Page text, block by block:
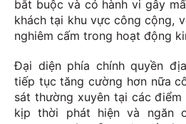
bắt buộc và có hành vi gây
khách tại khu vực công cộng,
nghiêm cấm trong hoạt động
Đại diện phía chính quyền
tiếp tục tăng cường hơn nữa
sát thường xuyên tại các
kịp thời phát hiện và ngăn